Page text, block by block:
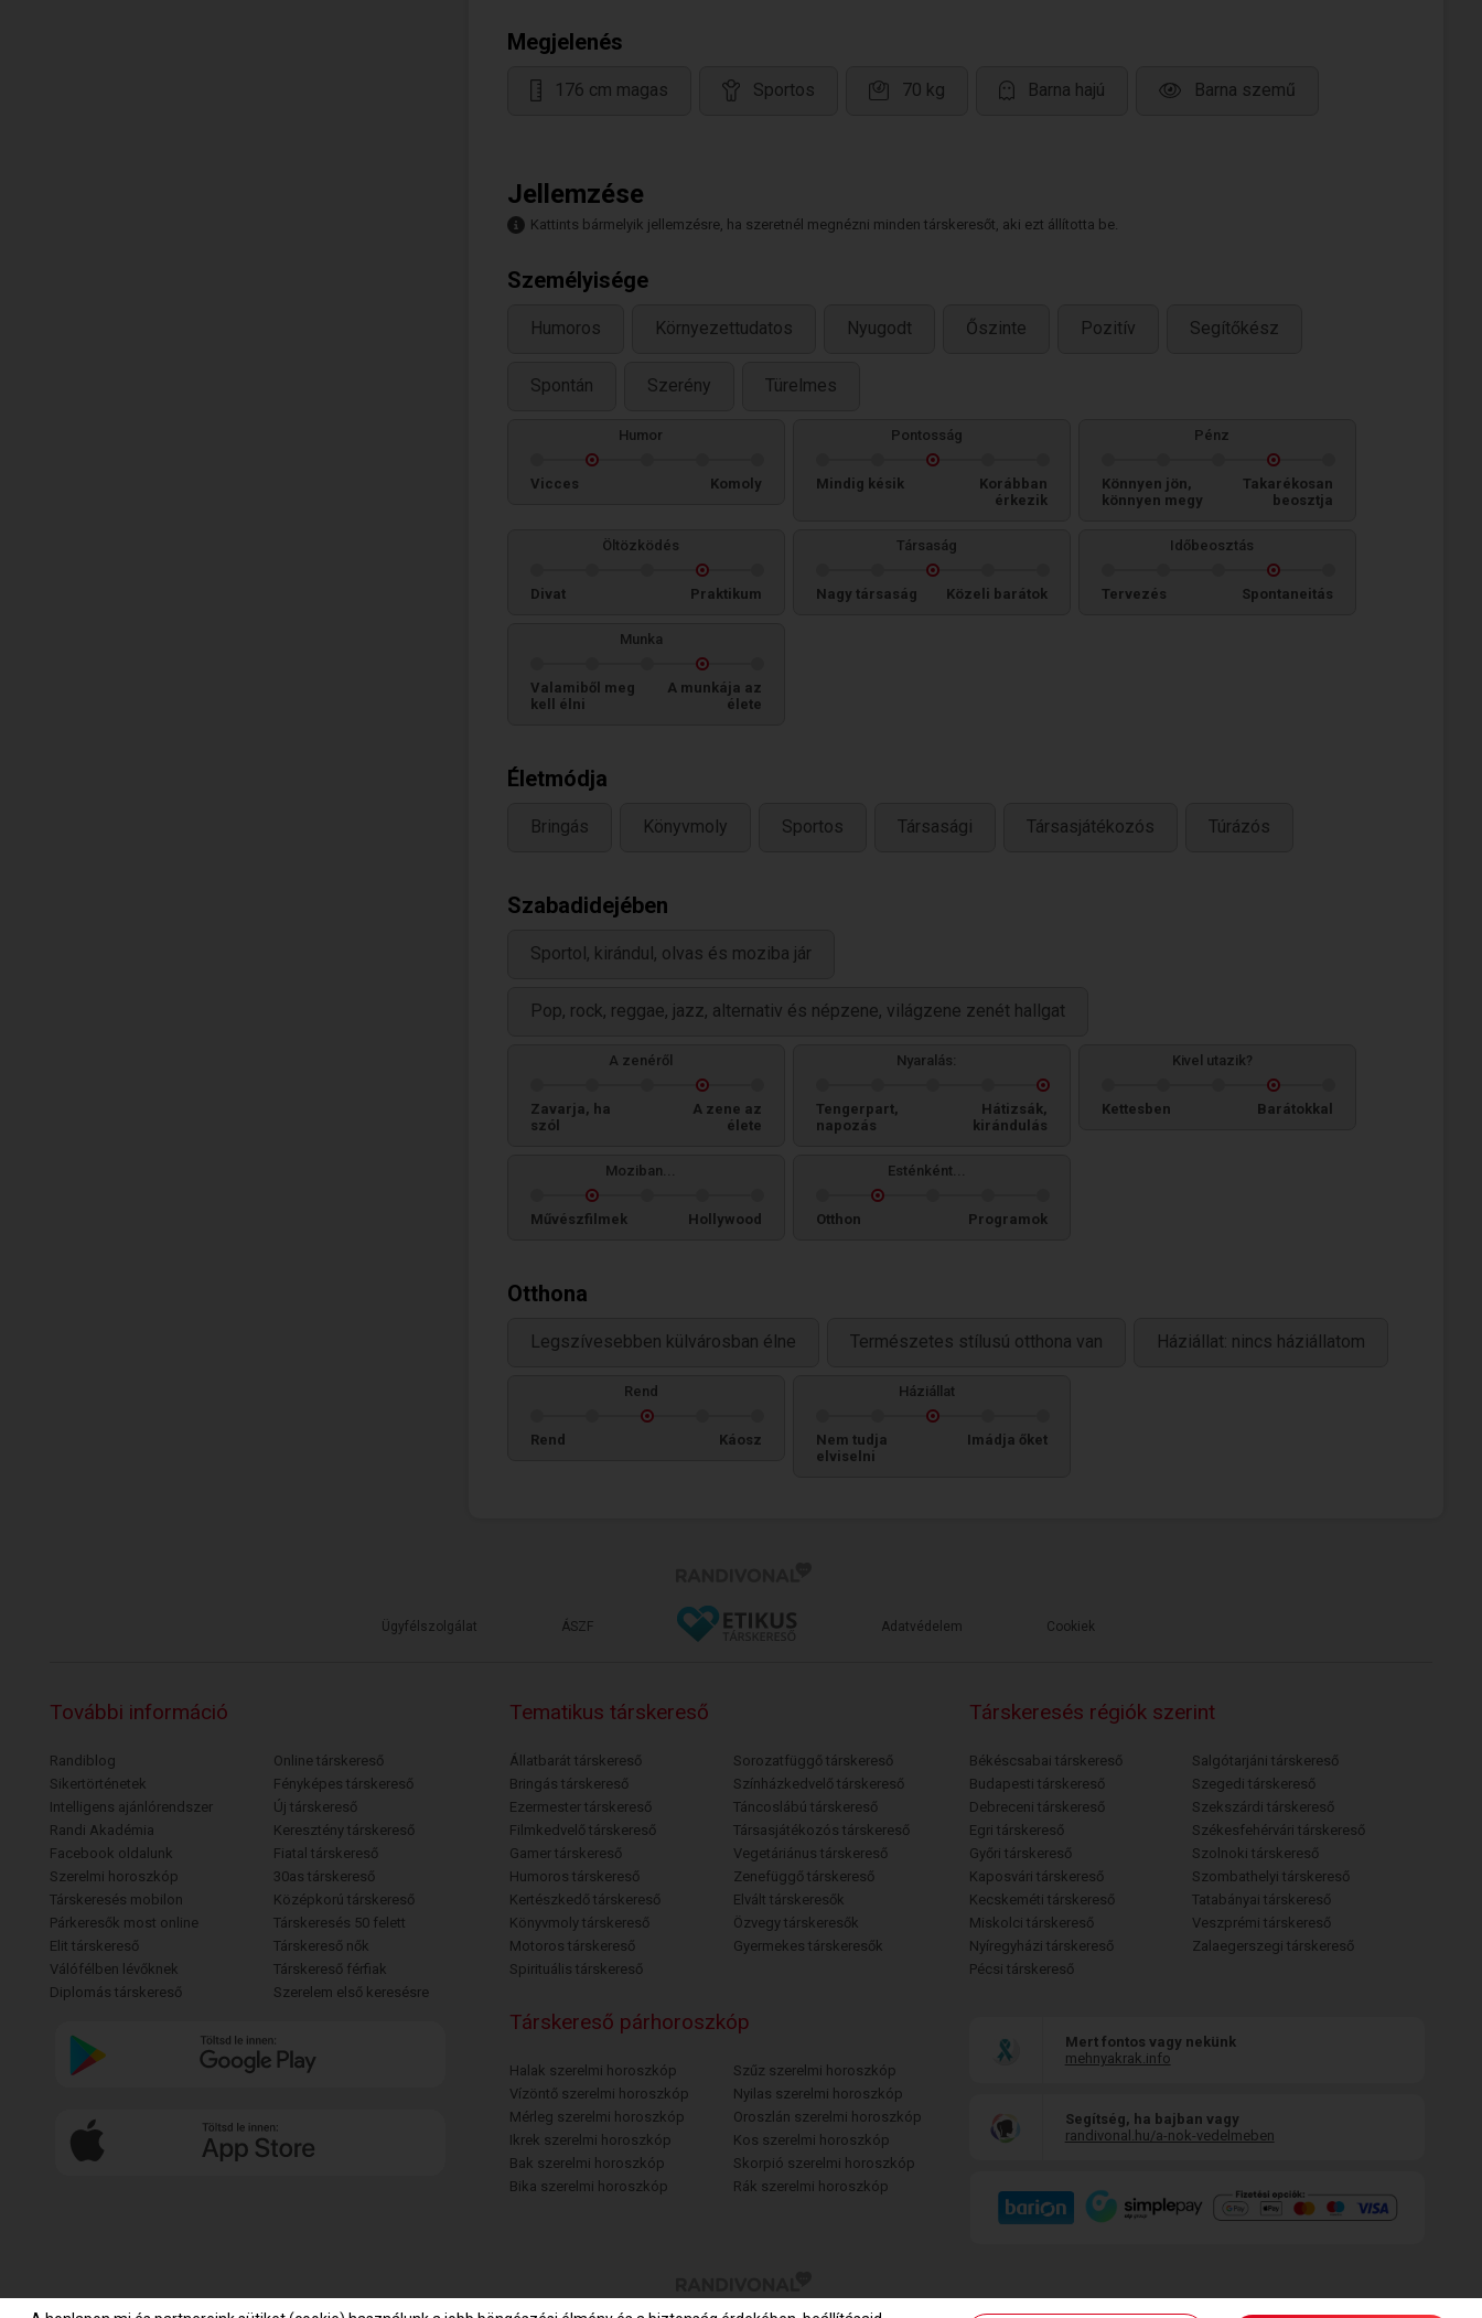
Megjelenés
176 cm magas Sportos 70 kg Barna hajú Barna szemű
Jellemzése
Kattints bármelyik jellemzésre, ha szeretnél megnézni minden társkeresőt, aki ezt állította be.
Személyisége
Humoros Környezettudatos Nyugodt Őszinte Pozitív Segítőkész
Spontán Szerény Türelmes
Humor
Vicces Komoly
Pontosság
Mindig késik
Korábban
érkezik
Pénz
Könnyen jön,
könnyen megy
Takarékosan
beosztja
Öltözködés
Divat Praktikum
Társaság
Nagy társaság Közeli barátok
Időbeosztás
Tervezés Spontaneitás
Munka
Valamiből meg
kell élni
A munkája az
élete
Életmódja
Bringás Könyvmoly Sportos Társasági Társasjátékozós Túrázós
Szabadidejében
Sportol, kirándul, olvas és moziba jár
Pop, rock, reggae, jazz, alternativ és népzene, világzene zenét hallgat
A zenéről
Zavarja, ha
szól
A zene az
élete
Nyaralás:
Tengerpart,
napozás
Hátizsák,
kirándulás
Kivel utazik?
Kettesben Barátokkal
Moziban...
Művészfilmek Hollywood
Esténként...
Otthon Programok
Otthona
Legszívesebben külvárosban élne Természetes stílusú otthona van Háziállat: nincs háziállatom
Rend
Rend Káosz
Háziállat
Nem tudja
elviselni
Imádja őket
Ügyfélszolgálat ÁSZF Adatvédelem Cookiek
További információ
Randiblog
Sikertörténetek
Intelligens ajánlórendszer
Randi Akadémia
Facebook oldalunk
Szerelmi horoszkóp
Társkeresés mobilon
Párkeresők most online
Elit társkereső
Válófélben lévőknek
Diplomás társkereső
Online társkereső
Fényképes társkereső
Új társkereső
Keresztény társkereső
Fiatal társkereső
30as társkereső
Középkorú társkereső
Társkeresés 50 felett
Társkereső nők
Társkereső férfiak
Szerelem első keresésre
Tematikus társkereső
Állatbarát társkereső
Bringás társkereső
Ezermester társkereső
Filmkedvelő társkereső
Gamer társkereső
Humoros társkereső
Kertészkedő társkereső
Könyvmoly társkereső
Motoros társkereső
Spirituális társkereső
Sorozatfüggő társkereső
Színházkedvelő társkereső
Táncoslábú társkereső
Társasjátékozós társkereső
Vegetáriánus társkereső
Zenefüggő társkereső
Elvált társkeresők
Özvegy társkeresők
Gyermekes társkeresők
Társkeresés régiók szerint
Békéscsabai társkereső
Budapesti társkereső
Debreceni társkereső
Egri társkereső
Győri társkereső
Kaposvári társkereső
Kecskeméti társkereső
Miskolci társkereső
Nyíregyházi társkereső
Pécsi társkereső
Salgótarjáni társkereső
Szegedi társkereső
Szekszárdi társkereső
Székesfehérvári társkereső
Szolnoki társkereső
Szombathelyi társkereső
Tatabányai társkereső
Veszprémi társkereső
Zalaegerszegi társkereső
Társkereső párhoroszkóp
Halak szerelmi horoszkóp
Vízöntő szerelmi horoszkóp
Mérleg szerelmi horoszkóp
Ikrek szerelmi horoszkóp
Bak szerelmi horoszkóp
Bika szerelmi horoszkóp
Szűz szerelmi horoszkóp
Nyilas szerelmi horoszkóp
Oroszlán szerelmi horoszkóp
Kos szerelmi horoszkóp
Skorpió szerelmi horoszkóp
Rák szerelmi horoszkóp
Mert fontos vagy nekünk
mehnyakrak.info
Segítség, ha bajban vagy
randivonal.hu/a-nok-vedelmeben